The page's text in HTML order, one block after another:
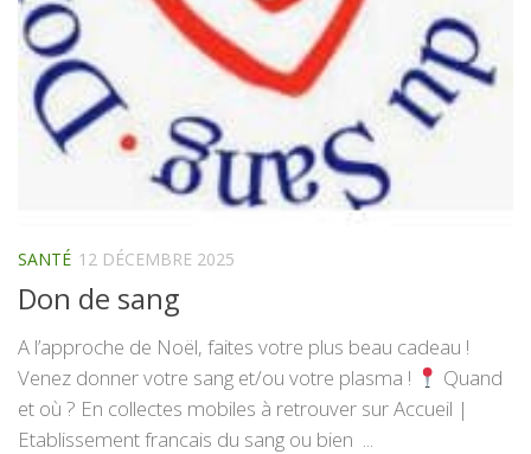
SANTÉ 12 DÉCEMBRE 2025
Don de sang
A l’approche de Noël, faites votre plus beau cadeau !
Venez donner votre sang et/ou votre plasma !
Quand
et où ? En collectes mobiles à retrouver sur Accueil |
Etablissement francais du sang ou bien ...